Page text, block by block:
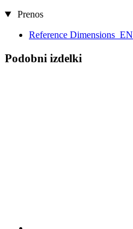
Prenos
Reference Dimensions_EN
Podobni izdelki